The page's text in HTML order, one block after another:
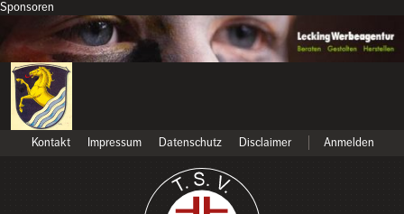
Sponsoren
Kontakt Impressum Datenschutz Disclaimer Anmelden